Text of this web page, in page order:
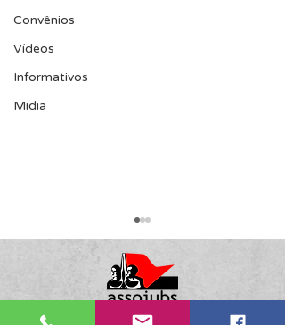
Convênios
Vídeos
Informativos
Midia